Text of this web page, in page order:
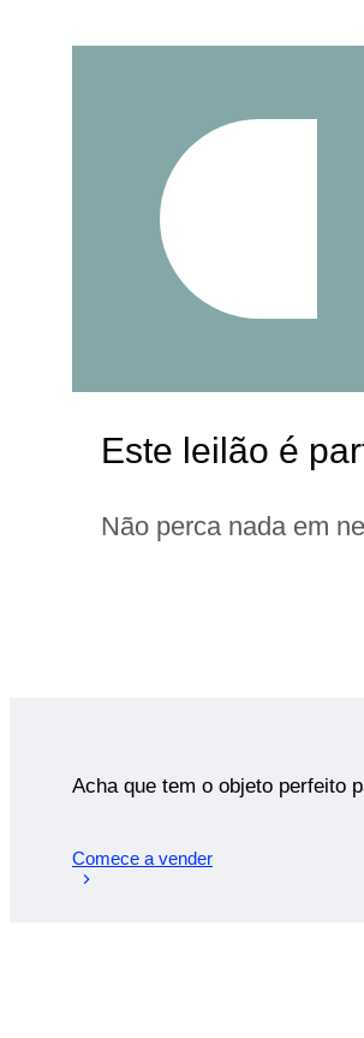
Este leilão é
Não perca nada em
Acha que tem o objeto perfeito
Comece a vender